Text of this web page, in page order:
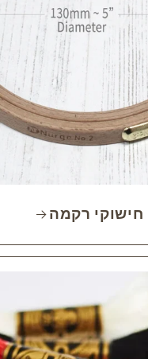
חישוקי רקמה